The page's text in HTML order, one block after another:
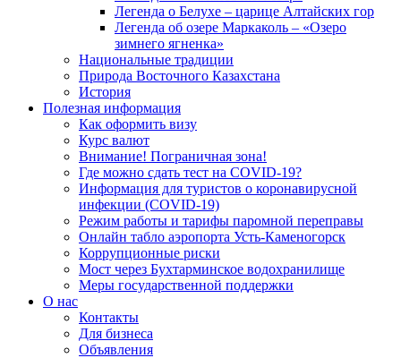
Легенда о Белухе – царице Алтайских гор
Легенда об озере Маркаколь – «Озеро
зимнего ягненка»
Национальные традиции
Природа Восточного Казахстана
История
Полезная информация
Как оформить визу
Курс валют
Внимание! Пограничная зона!
Где можно сдать тест на COVID-19?
Информация для туристов о коронавирусной
инфекции (COVID-19)
Режим работы и тарифы паромной переправы
Онлайн табло аэропорта Усть-Каменогорск
Коррупционные риски
Мост через Бухтарминское водохранилище
Меры государственной поддержки
О нас
Контакты
Для бизнеса
Объявления